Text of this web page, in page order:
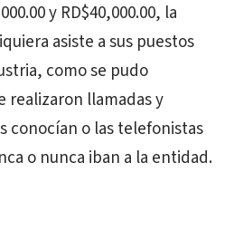
y RD$40,000.00, la
asiste a sus puestos
como se pudo
realizaron llamadas y
conocían o las telefonistas
o nunca iban a la entidad.